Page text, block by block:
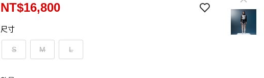
NT$16,800
尺寸
S M L